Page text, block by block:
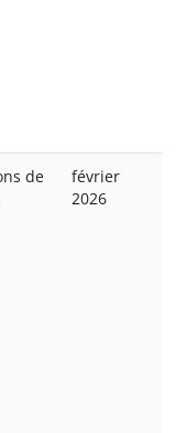
de
février
2026